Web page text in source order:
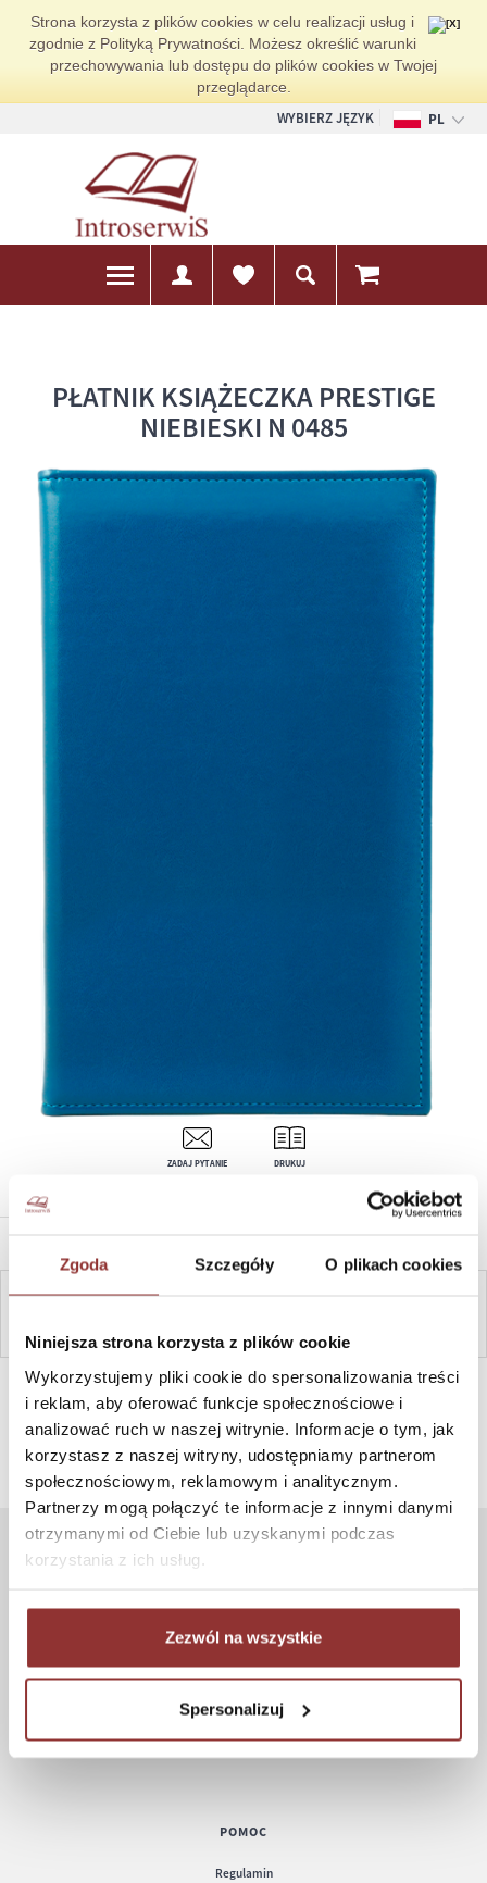
Zgoda Szczegóły O plikach cookies
Niniejsza strona korzysta z plików cookie
Wykorzystujemy pliki cookie do spersonalizowania treści
i reklam, aby oferować funkcje społecznościowe i
analizować ruch w naszej witrynie. Informacje o tym, jak
korzystasz z naszej witryny, udostępniamy partnerom
społecznościowym, reklamowym i analitycznym.
Partnerzy mogą połączyć te informacje z innymi danymi
otrzymanymi od Ciebie lub uzyskanymi podczas
korzystania z ich usług.
Zezwól na wszystkie
Spersonalizuj
Strona korzysta z plików cookies w celu realizacji usług i
zgodnie z Polityką Prywatności. Możesz określić warunki
przechowywania lub dostępu do plików cookies w Twojej
przeglądarce.
WYBIERZ JĘZYK
PL
PŁATNIK KSIĄŻECZKA PRESTIGE
NIEBIESKI N 0485
ZADAJ PYTANIE DRUKUJ
SZYBKI KONTAKT PN-PT, 8-16, +48 698 291 992, +48 608
Jak kupować
Czas realizacji zamówienia
Formy płatności
POMOC
Regulamin